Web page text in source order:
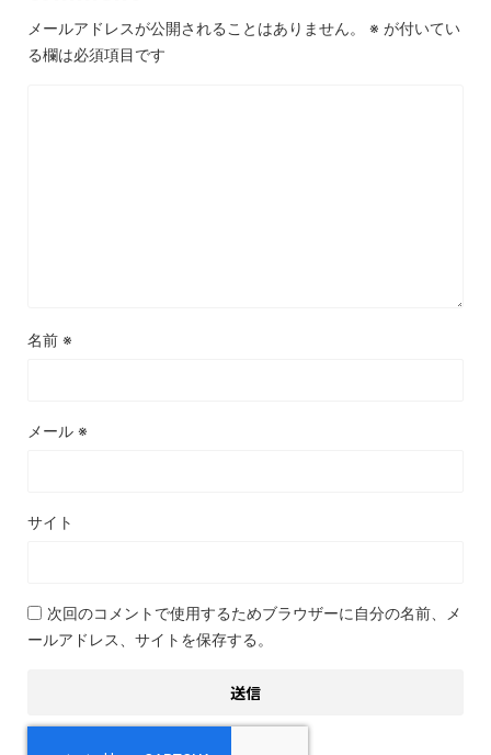
メールアドレスが公開されることはありません。 ※ が付いてい
る欄は必須項目です
名前 ※
メール ※
サイト
次回のコメントで使用するためブラウザーに自分の名前、メ
ールアドレス、サイトを保存する。